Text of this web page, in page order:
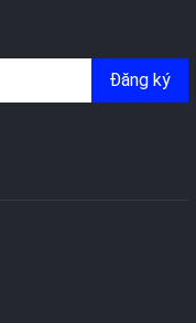
có điểm nhấn gì?
inch sẽ có dung
pin này người dùng
theo đó là bộ sạc
Đăng ký